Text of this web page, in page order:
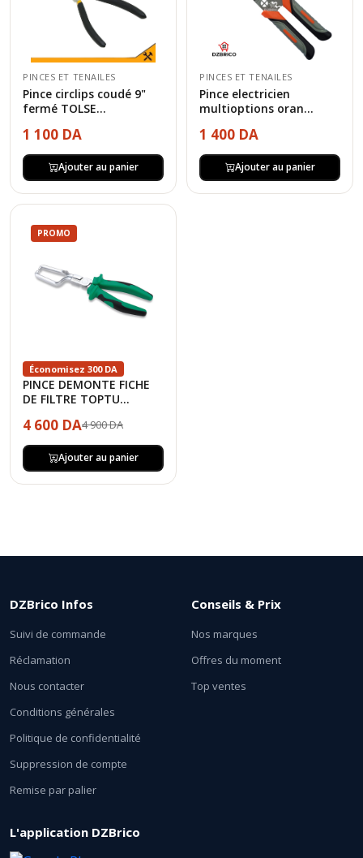
PINCES ET TENAILES
Pince circlips coudé 9"
fermé TOLSE...
1 100 DA
Ajouter au panier
PINCES ET TENAILES
Pince electricien
multioptions oran...
1 400 DA
Ajouter au panier
PROMO
Économisez 300 DA
PINCE DEMONTE FICHE
DE FILTRE TOPTU...
4 600 DA4 900 DA
Ajouter au panier
DZBrico Infos
Suivi de commande
Réclamation
Nous contacter
Conditions générales
Politique de confidentialité
Suppression de compte
Remise par palier
Conseils & Prix
Nos marques
Offres du moment
Top ventes
L'application DZBrico